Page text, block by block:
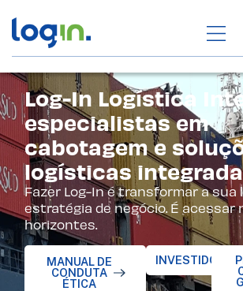
Log-In Logística
especialistas em
cabotagem e
logísticas
Fazer Log-In é transformar a sua
estratégia de negócio. É acessar
horizontes.
MANUAL DE
CONDUTA
ÉTICA
INVESTIDORES